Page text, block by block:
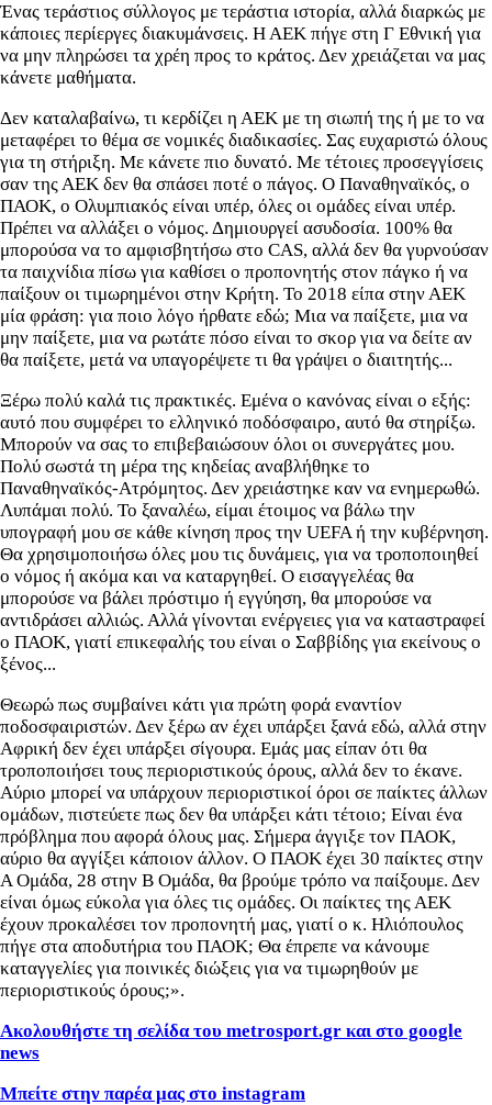
Ένας τεράστιος σύλλογος με τεράστια ιστορία, αλλά διαρκώς με
κάποιες περίεργες διακυμάνσεις. Η ΑΕΚ πήγε στη Γ Εθνική για
να μην πληρώσει τα χρέη προς το κράτος. Δεν χρειάζεται να μας
κάνετε μαθήματα.
Δεν καταλαβαίνω, τι κερδίζει η ΑΕΚ με τη σιωπή της ή με το να
μεταφέρει το θέμα σε νομικές διαδικασίες. Σας ευχαριστώ όλους
για τη στήριξη. Με κάνετε πιο δυνατό. Με τέτοιες προσεγγίσεις
σαν της ΑΕΚ δεν θα σπάσει ποτέ ο πάγος. Ο Παναθηναϊκός, ο
ΠΑΟΚ, ο Ολυμπιακός είναι υπέρ, όλες οι ομάδες είναι υπέρ.
Πρέπει να αλλάξει ο νόμος. Δημιουργεί ασυδοσία. 100% θα
μπορούσα να το αμφισβητήσω στο CAS, αλλά δεν θα γυρνούσαν
τα παιχνίδια πίσω για καθίσει ο προπονητής στον πάγκο ή να
παίξουν οι τιμωρημένοι στην Κρήτη. Το 2018 είπα στην ΑΕΚ
μία φράση: για ποιο λόγο ήρθατε εδώ; Μια να παίξετε, μια να
μην παίξετε, μια να ρωτάτε πόσο είναι το σκορ για να δείτε αν
θα παίξετε, μετά να υπαγορέψετε τι θα γράψει ο διαιτητής...
Ξέρω πολύ καλά τις πρακτικές. Εμένα ο κανόνας είναι ο εξής:
αυτό που συμφέρει το ελληνικό ποδόσφαιρο, αυτό θα στηρίξω.
Μπορούν να σας το επιβεβαιώσουν όλοι οι συνεργάτες μου.
Πολύ σωστά τη μέρα της κηδείας αναβλήθηκε το
Παναθηναϊκός-Ατρόμητος. Δεν χρειάστηκε καν να ενημερωθώ.
Λυπάμαι πολύ. Το ξαναλέω, είμαι έτοιμος να βάλω την
υπογραφή μου σε κάθε κίνηση προς την UEFA ή την κυβέρνηση.
Θα χρησιμοποιήσω όλες μου τις δυνάμεις, για να τροποποιηθεί
ο νόμος ή ακόμα και να καταργηθεί. Ο εισαγγελέας θα
μπορούσε να βάλει πρόστιμο ή εγγύηση, θα μπορούσε να
αντιδράσει αλλιώς. Αλλά γίνονται ενέργειες για να καταστραφεί
ο ΠΑΟΚ, γιατί επικεφαλής του είναι ο Σαββίδης για εκείνους ο
ξένος...
Θεωρώ πως συμβαίνει κάτι για πρώτη φορά εναντίον
ποδοσφαιριστών. Δεν ξέρω αν έχει υπάρξει ξανά εδώ, αλλά στην
Αφρική δεν έχει υπάρξει σίγουρα. Εμάς μας είπαν ότι θα
τροποποιήσει τους περιοριστικούς όρους, αλλά δεν το έκανε.
Αύριο μπορεί να υπάρχουν περιοριστικοί όροι σε παίκτες άλλων
ομάδων, πιστεύετε πως δεν θα υπάρξει κάτι τέτοιο; Είναι ένα
πρόβλημα που αφορά όλους μας. Σήμερα άγγιξε τον ΠΑΟΚ,
αύριο θα αγγίξει κάποιον άλλον. Ο ΠΑΟΚ έχει 30 παίκτες στην
Α Ομάδα, 28 στην Β Ομάδα, θα βρούμε τρόπο να παίξουμε. Δεν
είναι όμως εύκολα για όλες τις ομάδες. Οι παίκτες της ΑΕΚ
έχουν προκαλέσει τον προπονητή μας, γιατί ο κ. Ηλιόπουλος
πήγε στα αποδυτήρια του ΠΑΟΚ; Θα έπρεπε να κάνουμε
καταγγελίες για ποινικές διώξεις για να τιμωρηθούν με
περιοριστικούς όρους;».
Ακολουθήστε τη σελίδα του metrosport.gr και στο google
news
Μπείτε στην παρέα μας στο instagram